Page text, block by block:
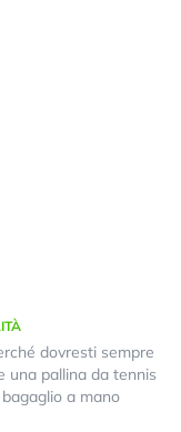
dovresti sempre
una pallina da tennis
a mano